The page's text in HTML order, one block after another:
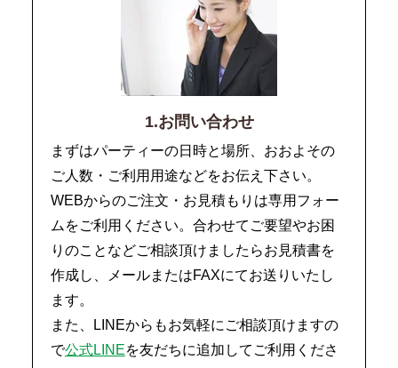
1.お問い合わせ
まずはパーティーの日時と場所、おおよその
ご人数・ご利用用途などをお伝え下さい。
WEBからのご注文・お見積もりは専用フォー
ムをご利用ください。合わせてご要望やお困
りのことなどご相談頂けましたらお見積書を
作成し、メールまたはFAXにてお送りいたし
ます。
また、LINEからもお気軽にご相談頂けますの
で公式LINEを友だちに追加してご利用くださ